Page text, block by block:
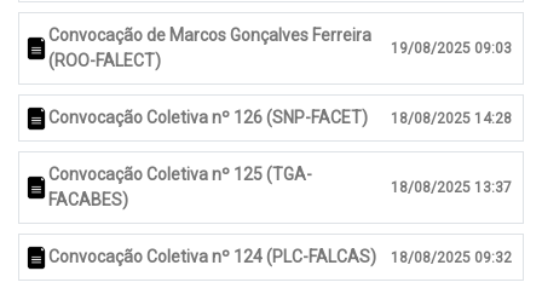
Convocação de Marcos Gonçalves Ferreira
(ROO-FALECT)
19/08/2025 09:03
Convocação Coletiva nº 126 (SNP-FACET) 18/08/2025 14:28
Convocação Coletiva nº 125 (TGA-
FACABES)
18/08/2025 13:37
Convocação Coletiva nº 124 (PLC-FALCAS) 18/08/2025 09:32